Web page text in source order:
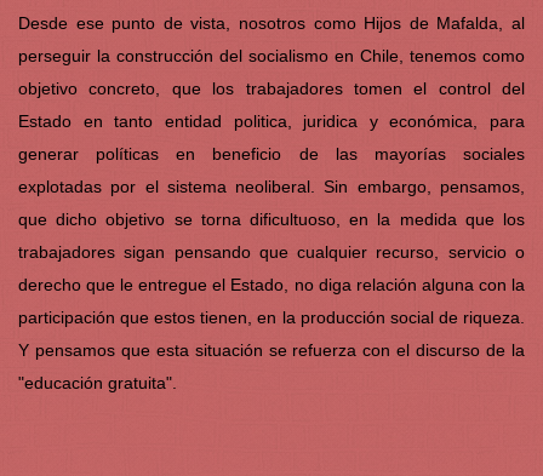
Desde ese punto de vista, nosotros como Hijos de Mafalda, al
perseguir la construcción del socialismo en Chile, tenemos como
objetivo concreto, que los trabajadores tomen el control del
Estado en tanto entidad politica, juridica y económica, para
generar políticas en beneficio de las mayorías sociales
explotadas por el sistema neoliberal. Sin embargo, pensamos,
que dicho objetivo se torna dificultuoso, en la medida que los
trabajadores sigan pensando que cualquier recurso, servicio o
derecho que le entregue el Estado, no diga relación alguna con la
participación que estos tienen, en la producción social de riqueza.
Y pensamos que esta situación se refuerza con el discurso de la
"educación gratuita".